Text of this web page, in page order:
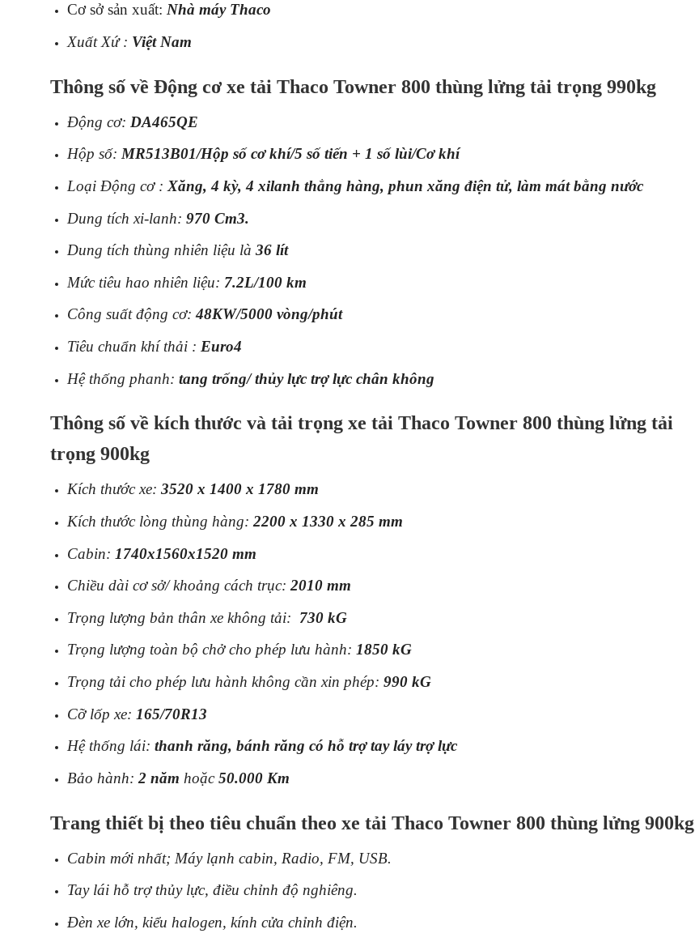
Cơ sở sản xuất: Nhà máy Thaco
Xuất Xứ : Việt Nam
Thông số về Động cơ xe tải Thaco Towner 800 thùng lửng tải trọng 990kg
Động cơ: DA465QE
Hộp số:MR513B01/Hộp số cơ khí/5 số tiến + 1 số lùi/Cơ khí
Loại Động cơ : Xăng, 4 kỳ, 4 xilanh thẳng hàng, phun xăng điện tử, làm mát bằng nước
Dung tích xi-lanh: 970 Cm3.
Dung tích thùng nhiên liệu là 36 lít
Mức tiêu hao nhiên liệu: 7.2L/100 km
Công suất động cơ:48KW/5000 vòng/phút
Tiêu chuẩn khí thải : Euro4
Hệ thống phanh: tang trống/ thủy lực trợ lực chân không
Thông số về kích thước và tải trọng xe tải Thaco Towner 800 thùng lửng tải
trọng 900kg
Kích thước xe: 3520 x 1400 x 1780 mm
Kích thước lòng thùng hàng: 2200 x 1330 x 285 mm
Cabin: 1740x1560x1520 mm
Chiều dài cơ sở/ khoảng cách trục: 2010 mm
Trọng lượng bản thân xe không tải: 730 kG
Trọng lượng toàn bộ chở cho phép lưu hành: 1850 kG
Trọng tải cho phép lưu hành không cần xin phép: 990 kG
Cỡ lốp xe: 165/70R13
Hệ thống lái: thanh răng, bánh răng có hỗ trợ tay láy trợ lực
Bảo hành: 2 năm hoặc50.000 Km
Trang thiết bị theo tiêu chuẩn theo xe tải Thaco Towner 800 thùng lửng 900kg
Cabin mới nhất; Máy lạnh cabin, Radio, FM, USB.
Tay lái hỗ trợ thủy lực, điều chỉnh độ nghiêng.
Đèn xe lớn, kiểu halogen, kính cửa chỉnh điện.